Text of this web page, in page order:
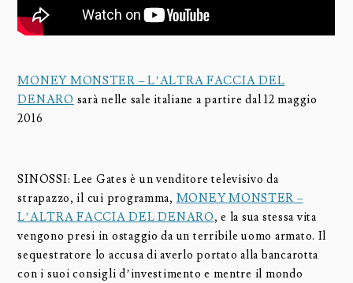
MONEY MONSTER – L’ALTRA FACCIA DEL
DENARO sarà nelle sale italiane a partire dal 12 maggio
2016
SINOSSI: Lee Gates è un venditore televisivo da
strapazzo, il cui programma, MONEY MONSTER –
L’ALTRA FACCIA DEL DENARO, e la sua stessa vita
vengono presi in ostaggio da un terribile uomo armato. Il
sequestratore lo accusa di averlo portato alla bancarotta
con i suoi consigli d’investimento e mentre il mondo